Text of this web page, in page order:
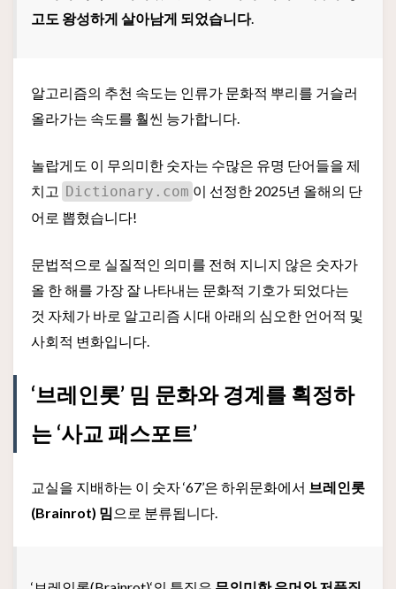
고도 왕성하게 살아남게 되었습니다.
알고리즘의 추천 속도는 인류가 문화적 뿌리를 거슬러
올라가는 속도를 훨씬 능가합니다.
놀랍게도 이 무의미한 숫자는 수많은 유명 단어들을 제
치고 Dictionary.com 이 선정한 2025년 올해의 단
어로 뽑혔습니다!
문법적으로 실질적인 의미를 전혀 지니지 않은 숫자가
올 한 해를 가장 잘 나타내는 문화적 기호가 되었다는
것 자체가 바로 알고리즘 시대 아래의 심오한 언어적 및
사회적 변화입니다.
‘브레인롯’ 밈 문화와 경계를 획정하
는 ‘사교 패스포트’
교실을 지배하는 이 숫자 ‘67’은 하위문화에서 브레인롯
(Brainrot) 밈 으로 분류됩니다.